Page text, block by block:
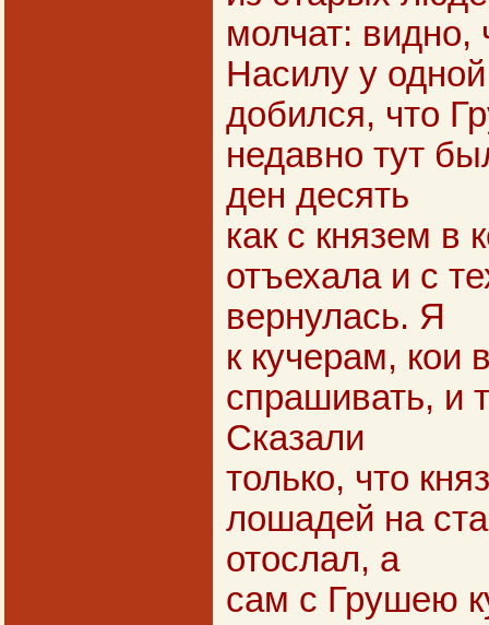
молчат: видно,
Насилу у
добился, что
недавно тут
ден десять
как с князем в
отъехала и с
вернулась. Я
к кучерам, кои
спрашивать, и
Сказали
только, что
лошадей на
отослал, а
сам с Грушею